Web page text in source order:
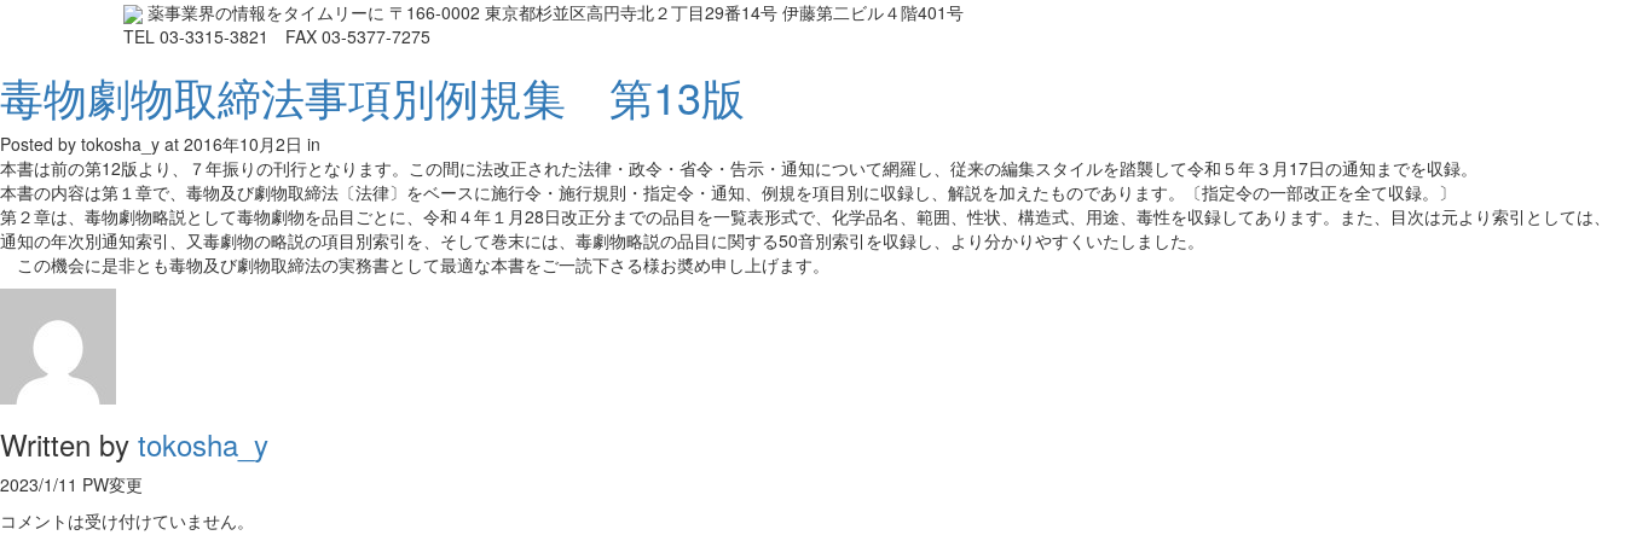
薬事業界の情報をタイムリーに 〒166-0002 東京都杉並区高円寺北２丁目29番14号 伊藤第二ビル４階401号
TEL 03-3315-3821 FAX 03-5377-7275
毒物劇物取締法事項別例規集 第13版
Posted by tokosha_y at 2016年10月2日 in
本書は前の第12版より、７年振りの刊行となります。この間に法改正された法律・政令・省令・告示・通知について網羅し、従来の編集スタイルを踏襲して令和５年３月17日の通知までを収録。
本書の内容は第１章で、毒物及び劇物取締法〔法律〕をベースに施行令・施行規則・指定令・通知、例規を項目別に収録し、解説を加えたものであります。〔指定令の一部改正を全て収録。〕
第２章は、毒物劇物略説として毒物劇物を品目ごとに、令和４年１月28日改正分までの品目を一覧表形式で、化学品名、範囲、性状、構造式、用途、毒性を収録してあります。また、目次は元より索引としては、
通知の年次別通知索引、又毒劇物の略説の項目別索引を、そして巻末には、毒劇物略説の品目に関する50音別索引を収録し、より分かりやすくいたしました。
この機会に是非とも毒物及び劇物取締法の実務書として最適な本書をご一読下さる様お奬め申し上げます。
Written by tokosha_y
2023/1/11 PW変更
コメントは受け付けていません。